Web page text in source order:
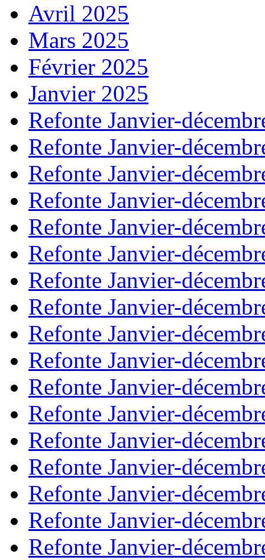
Avril 2025
Mars 2025
Février 2025
Janvier 2025
Refonte Janvier-
Refonte Janvier-
Refonte Janvier-
Refonte Janvier-
Refonte Janvier-
Refonte Janvier-
Refonte Janvier-
Refonte Janvier-
Refonte Janvier-
Refonte Janvier-
Refonte Janvier-
Refonte Janvier-
Refonte Janvier-
Refonte Janvier-
Refonte Janvier-
Refonte Janvier-
Refonte Janvier-